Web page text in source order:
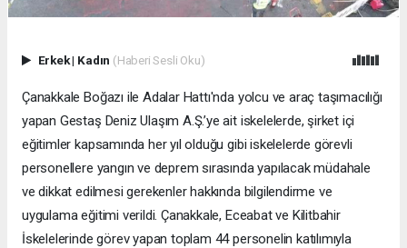
Erkek| Kadın (Haberi Sesli Oku)
Çanakkale Boğazı ile Adalar Hattı'nda yolcu ve araç taşımacılığı
yapan Gestaş Deniz Ulaşım A.Ş.’ye ait iskelelerde, şirket içi
eğitimler kapsamında her yıl olduğu gibi iskelelerde görevli
personellere yangın ve deprem sırasında yapılacak müdahale
ve dikkat edilmesi gerekenler hakkında bilgilendirme ve
uygulama eğitimi verildi. Çanakkale, Eceabat ve Kilitbahir
İskelelerinde görev yapan toplam 44 personelin katılımıyla